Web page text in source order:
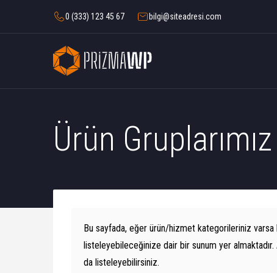
0 (333) 123 45 67 bilgi@siteadresi.com
Ürün Gruplarımız
Bu sayfada, eğer ürün/hizmet kategorileriniz
listeleyebileceğinize dair bir sunum yer
da listeleyebilirsiniz.